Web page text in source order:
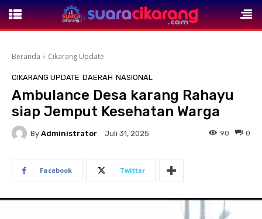
Beranda Cikarang Update
CIKARANG UPDATE DAERAH NASIONAL
Ambulance Desa karang Rahayu
siap Jemput Kesehatan Warga
By Administrator Juli 31, 2025 0
90
Facebook Twitter